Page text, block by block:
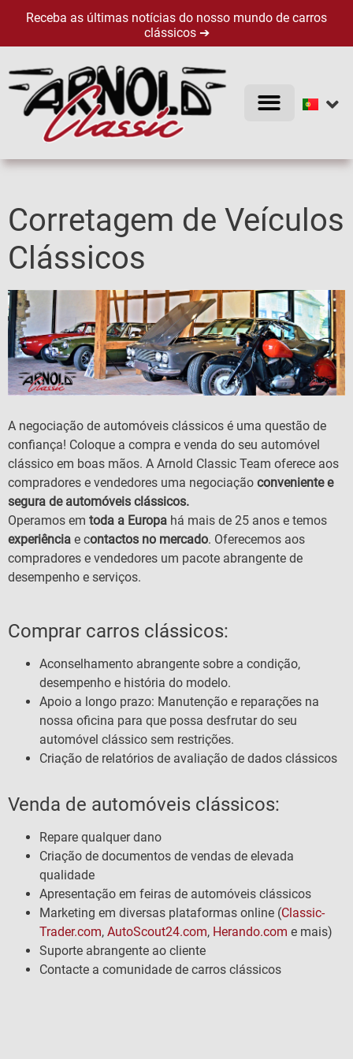
Receba as últimas notícias do nosso mundo de carros
clássicos ➔
Corretagem de Veículos
Clássicos
A negociação de automóveis clássicos é uma questão de
confiança! Coloque a compra e venda do seu automóvel
clássico em boas mãos. A Arnold Classic Team oferece aos
compradores e vendedores uma negociação conveniente e
segura de automóveis clássicos.
Operamos em toda a Europa há mais de 25 anos e temos
experiência e contactos no mercado. Oferecemos aos
compradores e vendedores um pacote abrangente de
desempenho e serviços.
Comprar carros clássicos:
Aconselhamento abrangente sobre a condição,
desempenho e história do modelo.
Apoio a longo prazo: Manutenção e reparações na
nossa oficina para que possa desfrutar do seu
automóvel clássico sem restrições.
Criação de relatórios de avaliação de dados clássicos
Venda de automóveis clássicos:
Repare qualquer dano
Criação de documentos de vendas de elevada
qualidade
Apresentação em feiras de automóveis clássicos
Marketing em diversas plataformas online (Classic-
Trader.com, AutoScout24.com, Herando.com e mais)
Suporte abrangente ao cliente
Contacte a comunidade de carros clássicos